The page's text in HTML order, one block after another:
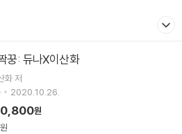
꿍: 듀나X이산화
화저
2020.10.26.
원